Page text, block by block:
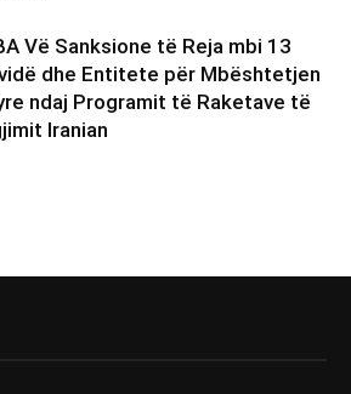
Vë Sanksione të Reja mbi 13
dhe Entitete për Mbështetjen
ndaj Programit të Raketave të
Iranian